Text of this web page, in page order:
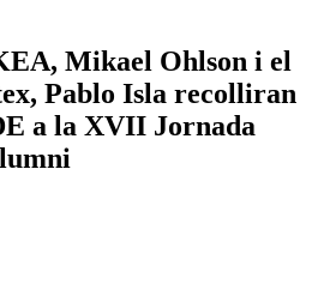
Mikael Ohlson i el
Pablo Isla recolliran
a la XVII Jornada